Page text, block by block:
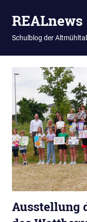
Inhalt
springen
REALnews
Schulblog der
Ausstellung